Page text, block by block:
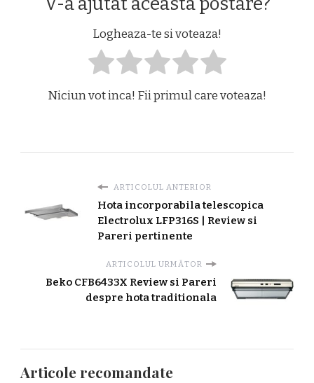
Logheaza-te si voteaza!
Niciun vot inca! Fii primul care voteaza!
ARTICOLUL ANTERIOR
Hota incorporabila telescopica
Electrolux LFP316S | Review si
Pareri pertinente
ARTICOLUL URMĂTOR
Beko CFB6433X Review si Pareri
despre hota traditionala
Articole recomandate